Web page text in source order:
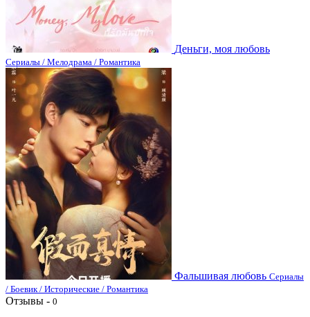
Деньги, моя любовь
Сериалы / Мелодрама / Романтика
Фальшивая любовь Сериалы
/ Боевик / Исторические / Романтика
Отзывы - 0